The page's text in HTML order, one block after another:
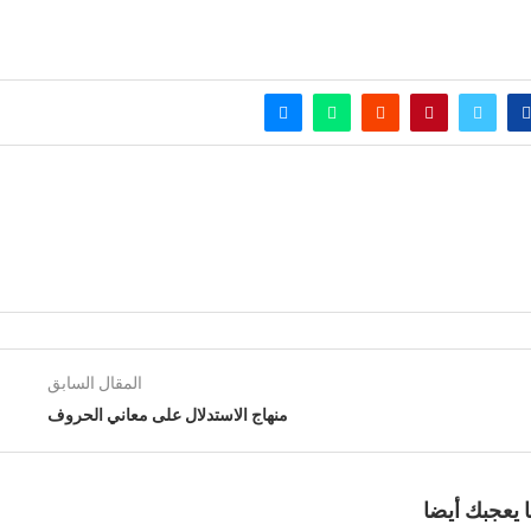
المقال السابق
منهاج الاستدلال على معاني الحروف
يعجبك أيضا